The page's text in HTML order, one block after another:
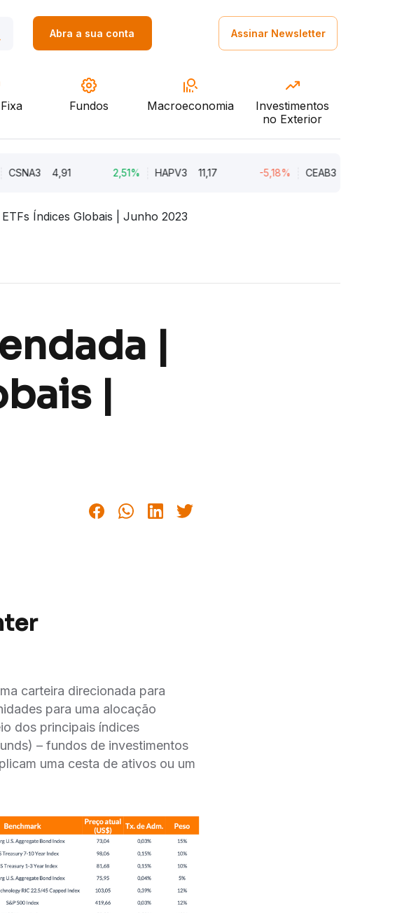
Abra a sua conta Assinar Newsletter
Fundos Macroeconomia
Investimentos
no Exterior
4,91 HAPV3 11,17 CEAB3 9,34
Índices Globais | Junho 2023
|
|
carteira direcionada para
para uma alocação
dos principais índices
– fundos de investimentos
uma cesta de ativos ou um